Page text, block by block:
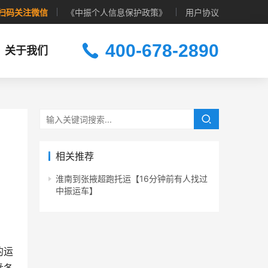
码关注微信 《中振个人信息保护政策》 用户协议
关于我们 400-678-2890
运
相关推荐
淮南到张掖超跑托运【16分钟前有人找过
中振运车】